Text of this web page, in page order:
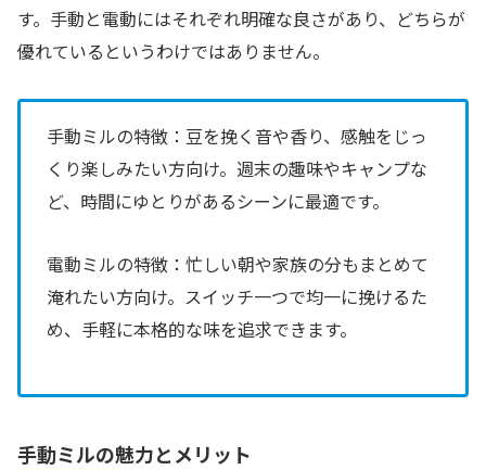
す。手動と電動にはそれぞれ明確な良さがあり、どちらが
優れているというわけではありません。
手動ミルの特徴：豆を挽く音や香り、感触をじっ
くり楽しみたい方向け。週末の趣味やキャンプな
ど、時間にゆとりがあるシーンに最適です。
電動ミルの特徴：忙しい朝や家族の分もまとめて
淹れたい方向け。スイッチ一つで均一に挽けるた
め、手軽に本格的な味を追求できます。
手動ミルの魅力とメリット